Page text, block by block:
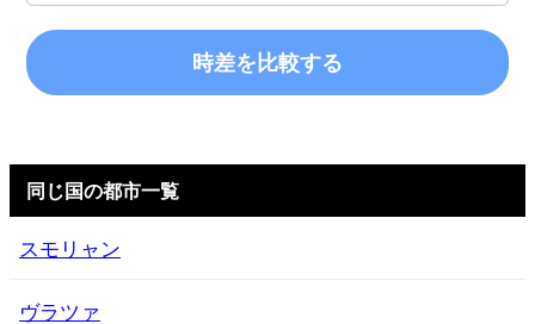
時差を比較する
同じ国の都市一覧
スモリャン
ヴラツァ